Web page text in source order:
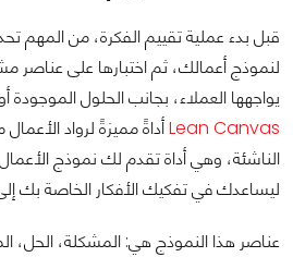
قبل بدء عملية تقييم الفكرة، من المهم
لنموذج أعمالك، ثم اختبارها على عناصر
يواجهها العملاء، بجانب الحلول الموجودة أو
Lean Canvasأداةً مميزةً لرواد
الناشئة، وهي أداة تقدم لك نموذج
ليساعدك في تفكيك الأفكار الخاصة بك
عناصر هذا النموذج هي: المشكلة، الحل،